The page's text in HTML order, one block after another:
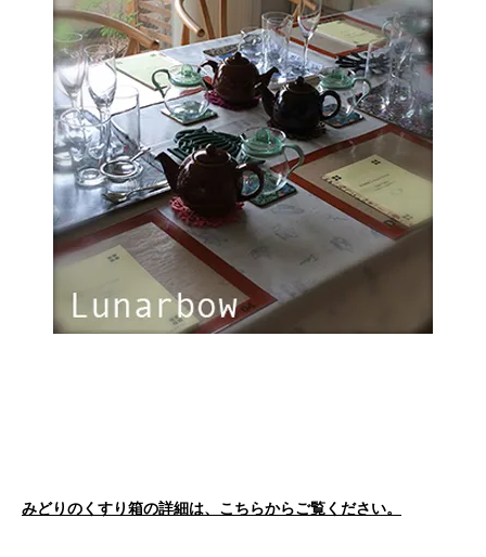
みどりのくすり箱の詳細は、こちらからご覧ください。